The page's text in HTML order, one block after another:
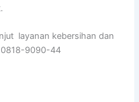
layanan kebersihan dan
0818-9090-44